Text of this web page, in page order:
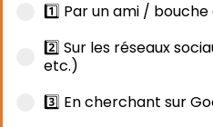
1️⃣ Par un ami /
2️⃣ Sur les réseaux
etc.)
3️⃣ En cherchant sur